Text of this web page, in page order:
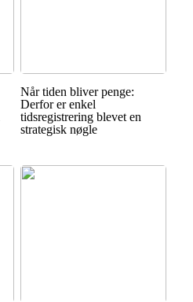
Når tiden bliver penge:
Derfor er enkel
tidsregistrering blevet en
strategisk nøgle